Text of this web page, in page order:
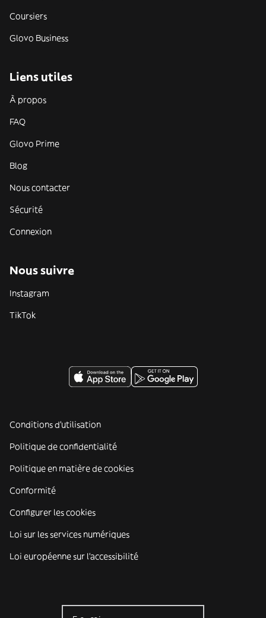
Coursiers
Glovo Business
Liens utiles
À propos
FAQ
Glovo Prime
Blog
Nous contacter
Sécurité
Connexion
Nous suivre
Instagram
TikTok
Conditions d'utilisation
Politique de confidentialité
Politique en matière de cookies
Conformité
Configurer les cookies
Loi sur les services numériques
Loi européenne sur l’accessibilité